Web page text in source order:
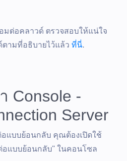
มต่อคลาวด์ ตรวจสอบให้แน่ใจ
ามที่อธิบายไว้แล้ว ที่นี่.
Console -
Server
แบบย้อนกลับ คุณต้องเปิดใช้
อแบบย้อนกลับ" ในคอนโซล